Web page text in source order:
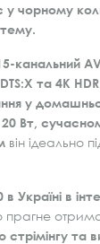
у чорному
канальний
та 4K HDR
у
Вт,
він ідеально
Україні в
прагне
стрімінгу та